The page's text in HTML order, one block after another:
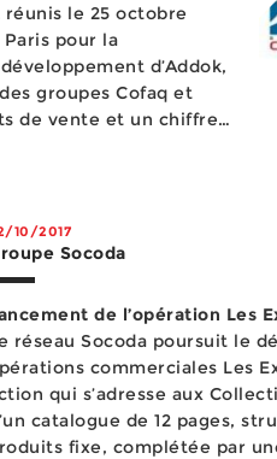
le 25 octobre
pour la
d’Addok,
groupes Cofaq et
de vente et un chiffre
10/2017
Socoda
de l’opération Les
réseau Socoda poursuit le
commerciales Les
qui s’adresse aux
catalogue de 12 pages,
fixe, complétée par